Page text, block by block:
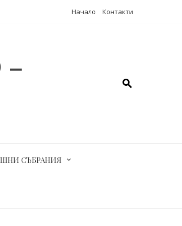
Начало Контакти
СЪБРАНИЯ